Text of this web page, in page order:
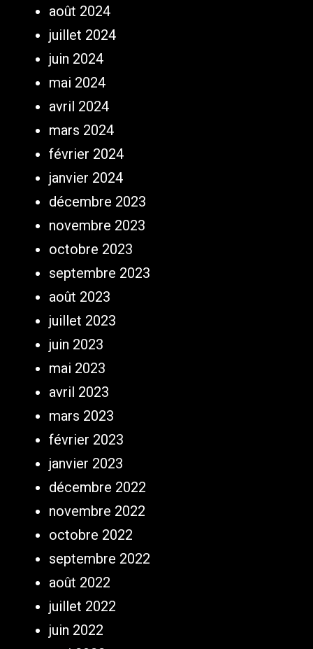
août 2024
juillet 2024
juin 2024
mai 2024
avril 2024
mars 2024
février 2024
janvier 2024
décembre 2023
novembre 2023
octobre 2023
septembre 2023
août 2023
juillet 2023
juin 2023
mai 2023
avril 2023
mars 2023
février 2023
janvier 2023
décembre 2022
novembre 2022
octobre 2022
septembre 2022
août 2022
juillet 2022
juin 2022